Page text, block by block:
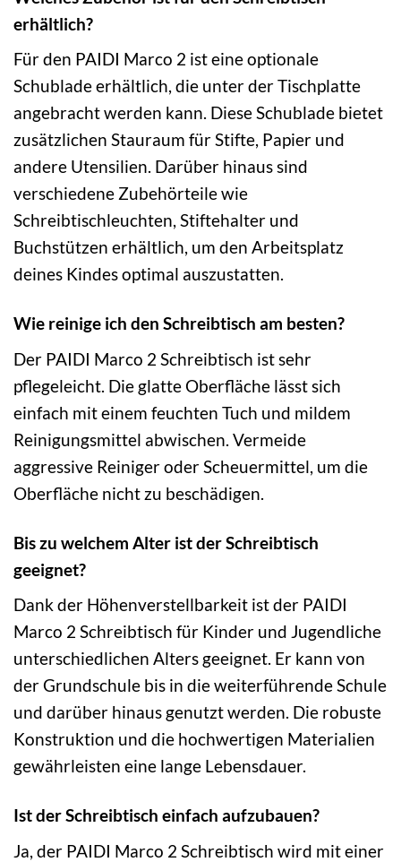
erhältlich?
Für den PAIDI Marco 2 ist eine optionale
Schublade erhältlich, die unter der Tischplatte
angebracht werden kann. Diese Schublade bietet
zusätzlichen Stauraum für Stifte, Papier und
andere Utensilien. Darüber hinaus sind
verschiedene Zubehörteile wie
Schreibtischleuchten, Stiftehalter und
Buchstützen erhältlich, um den Arbeitsplatz
deines Kindes optimal auszustatten.
Wie reinige ich den Schreibtisch am besten?
Der PAIDI Marco 2 Schreibtisch ist sehr
pflegeleicht. Die glatte Oberfläche lässt sich
einfach mit einem feuchten Tuch und mildem
Reinigungsmittel abwischen. Vermeide
aggressive Reiniger oder Scheuermittel, um die
Oberfläche nicht zu beschädigen.
Bis zu welchem Alter ist der Schreibtisch
geeignet?
Dank der Höhenverstellbarkeit ist der PAIDI
Marco 2 Schreibtisch für Kinder und Jugendliche
unterschiedlichen Alters geeignet. Er kann von
der Grundschule bis in die weiterführende Schule
und darüber hinaus genutzt werden. Die robuste
Konstruktion und die hochwertigen Materialien
gewährleisten eine lange Lebensdauer.
Ist der Schreibtisch einfach aufzubauen?
Ja, der PAIDI Marco 2 Schreibtisch wird mit einer